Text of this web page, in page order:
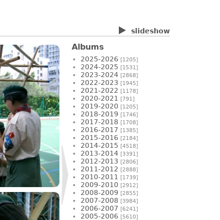
slideshow
Albums
2025-2026 [1205]
2024-2025 [1531]
2023-2024 [2868]
2022-2023 [1945]
2021-2022 [1178]
2020-2021 [791]
2019-2020 [1205]
2018-2019 [1746]
2017-2018 [1708]
2016-2017 [1385]
2015-2016 [2184]
2014-2015 [4518]
2013-2014 [3391]
2012-2013 [2806]
2011-2012 [2888]
2010-2011 [1739]
2009-2010 [2912]
2008-2009 [2855]
2007-2008 [3984]
2006-2007 [6241]
2005-2006 [5610]